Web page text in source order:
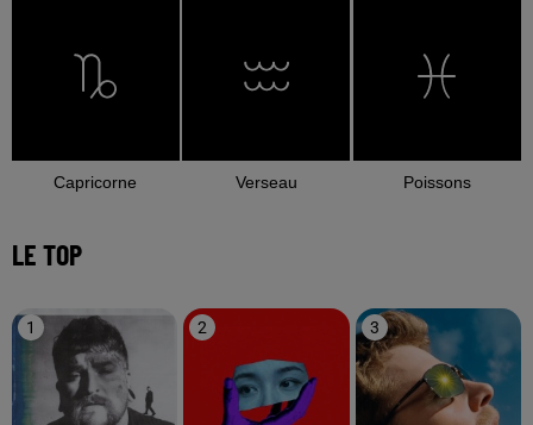
Capricorne Verseau Poissons
LE TOP
1 2 3